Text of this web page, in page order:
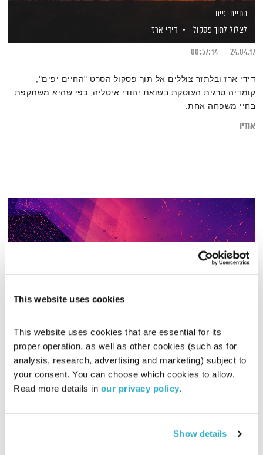
This website uses cookies
This website uses cookies that are essential for its
proper operation, as well as other cookies (such as for
analysis, research, advertising and marketing) subject to
your consent. You can choose which cookies to allow.
Read more details in our privacy policy.
Show details
החיים יפים
לצלול לתוך פסקול
דידי ארז
24.04.17
00:57:14
דידי ארז ובלתזר צוללים אל תוך פסקול הסרט "החיים יפים",
קומדיה טרגית העוסקת בשואת יהודי איטליה, כפי שהיא משתקפת
בחיי משפחה אחת.
אודיו
בני בא – 15.3.22
בני בא
בני בשן
15.03.22
01:00:07